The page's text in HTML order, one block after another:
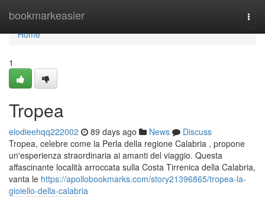
bookmarkeasier
Home
Home
1
Tropea
elodieehqq222002 89 days ago News
Discuss
Tropea, celebre come la Perla della regione Calabria , propone
un'esperienza straordinaria ai amanti del viaggio. Questa
affascinante località arroccata sulla Costa Tirrenica della Calabria,
vanta le https://apollobookmarks.com/story21396865/tropea-la-
gioiello-della-calabria